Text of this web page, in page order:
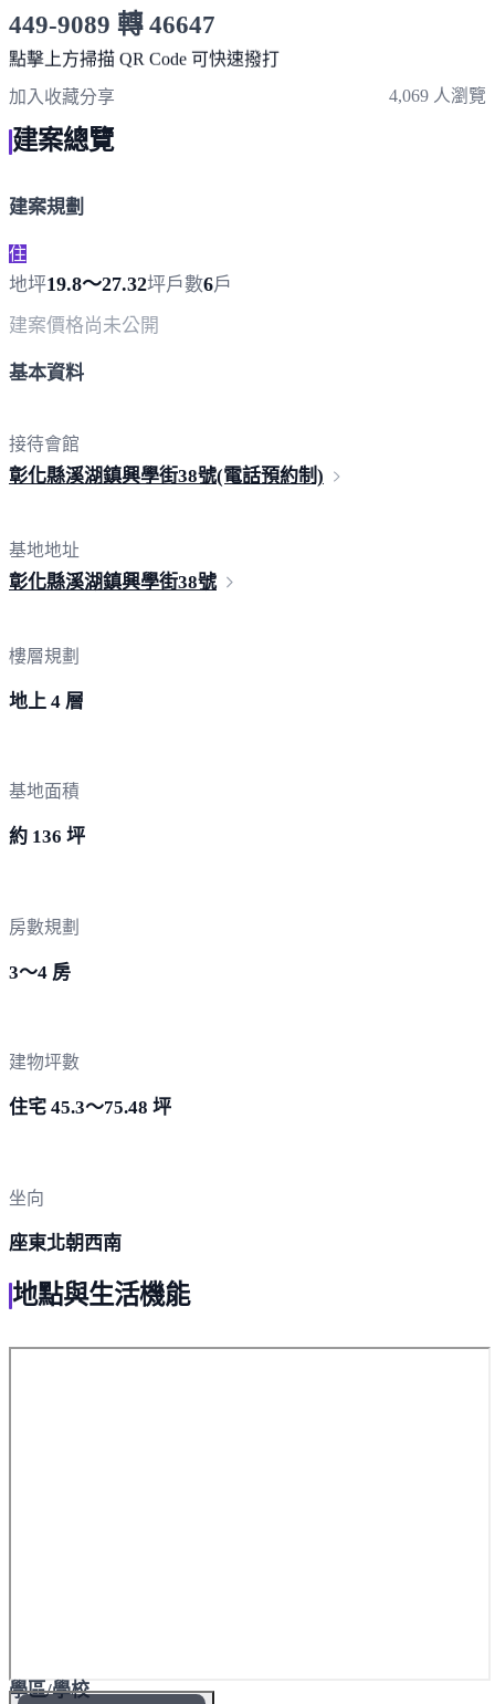
449-9089 轉 46647
服務時間 10:00～19:00
點擊上方掃描 QR Code 可快速撥打
加入收藏分享 4,069 人瀏覽
建案總覽
建案規劃
住
地坪19.8～27.32坪戶數6戶
建案價格尚未公開
基本資料
接待會館
彰化縣溪湖鎮興學街38號(電話預約制)
基地地址
彰化縣溪湖鎮興學街38號
樓層規劃
地上 4 層
基地面積
約 136 坪
房數規劃
3～4 房
建物坪數
住宅 45.3～75.48 坪
坐向
座東北朝西南
地點與生活機能
學區/學校